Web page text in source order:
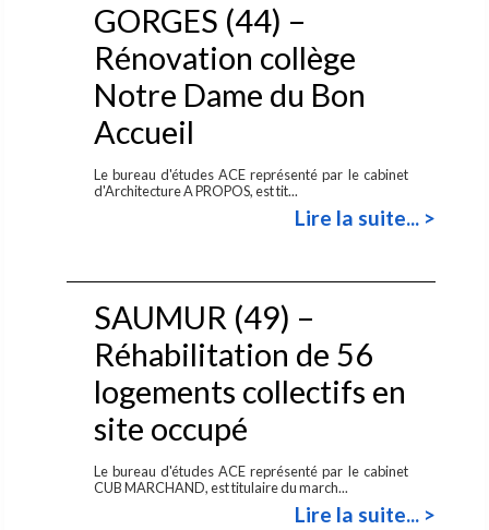
GORGES (44) –
Rénovation collège
Notre Dame du Bon
Accueil
Le bureau d'études ACE représenté par le cabinet
d'Architecture A PROPOS, est tit...
Lire la suite... >
SAUMUR (49) –
Réhabilitation de 56
logements collectifs en
site occupé
Le bureau d'études ACE représenté par le cabinet
CUB MARCHAND, est titulaire du march...
Lire la suite... >